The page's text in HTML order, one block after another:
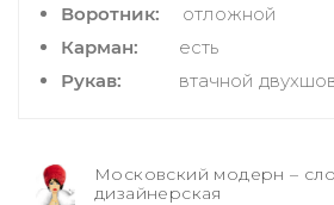
Воротник:
отложной
Карман:
есть
Рукав:
втачной
Московский модерн –
дизайнерская